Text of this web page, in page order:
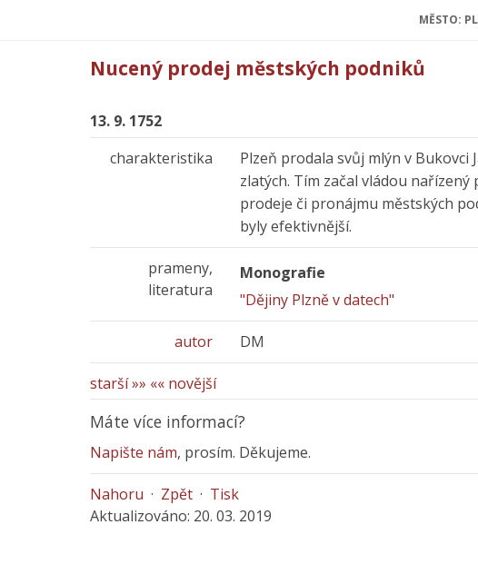
MĚSTO:
Nucený prodej městských podniků
13. 9. 1752
charakteristika
Plzeň prodala svůj mlýn v Bukovci
zlatých. Tím začal vládou
prodeje či pronájmu městských
byly efektivnější.
prameny,
literatura
Monografie
"Dějiny Plzně v datech"
autor DM
starší »» «« novější
Máte více informací?
Napište nám, prosím. Děkujeme.
Nahoru · Zpět · Tisk
Aktualizováno: 20. 03. 2019